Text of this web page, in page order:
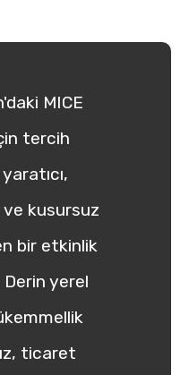
MICE
tercih
kusursuz
bir etkinlik
yerel
ticaret